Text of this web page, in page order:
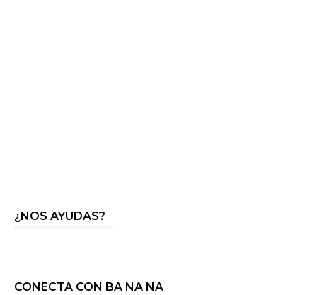
¿NOS AYUDAS?
CONECTA CON BA NA NA